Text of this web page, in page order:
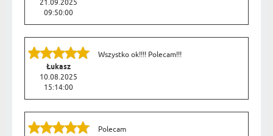
21.09.2025
09:50:00
Łukasz
10.08.2025
15:14:00
Wszystko ok!!!! Polecam!!!
Polecam